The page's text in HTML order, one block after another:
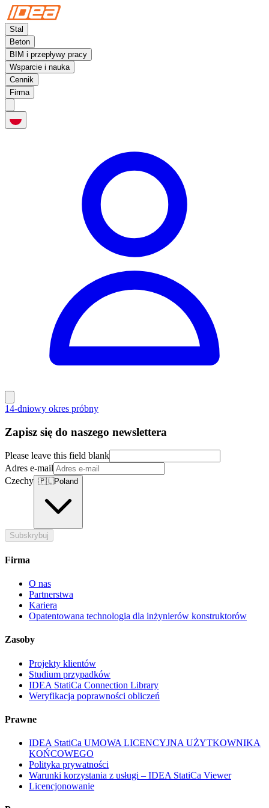
Stal
Beton
BIM i przepływy pracy
Wsparcie i nauka
Cennik
Firma
14-dniowy okres próbny
Zapisz się do naszego newslettera
Please leave this field blank
Adres e-mail
Czechy 🇵🇱Poland
Subskrybuj
Firma
O nas
Partnerstwa
Kariera
Opatentowana technologia dla inżynierów konstruktorów
Zasoby
Projekty klientów
Studium przypadków
IDEA StatiCa Connection Library
Weryfikacja poprawności obliczeń
Prawne
IDEA StatiCa UMOWA LICENCYJNA UŻYTKOWNIKA
KOŃCOWEGO
Polityka prywatności
Warunki korzystania z usługi – IDEA StatiCa Viewer
Licencjonowanie